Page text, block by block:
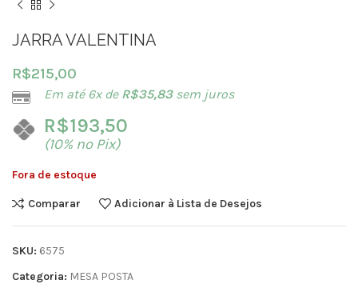
JARRA VALENTINA
R$215,00
Em até 6x de R$35,83sem juros
R$193,50
(10% no Pix)
Fora de estoque
Comparar Adicionar à Lista de Desejos
SKU: 6575
Categoria: MESA POSTA